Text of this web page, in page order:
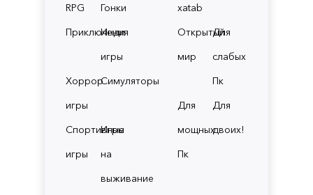
RPG
Гонки
Приключения
Инди
игры
Хоррор
игры
Симуляторы
Спортивные
игры
Игры
на
выживание
xatab
Открытый
мир
Для
слабых
Пк
Для
мощных
Пк
Для
двоих!